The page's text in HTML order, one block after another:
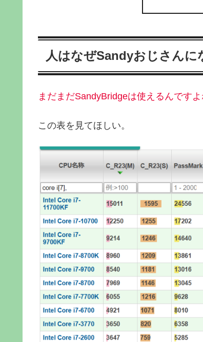
人はなぜSandyおじさんに
まだまだSandyBridgeは使えるんですよ
この表を見てほしい。